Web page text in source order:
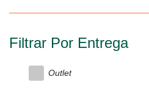
Filtrar Por Entrega
Outlet